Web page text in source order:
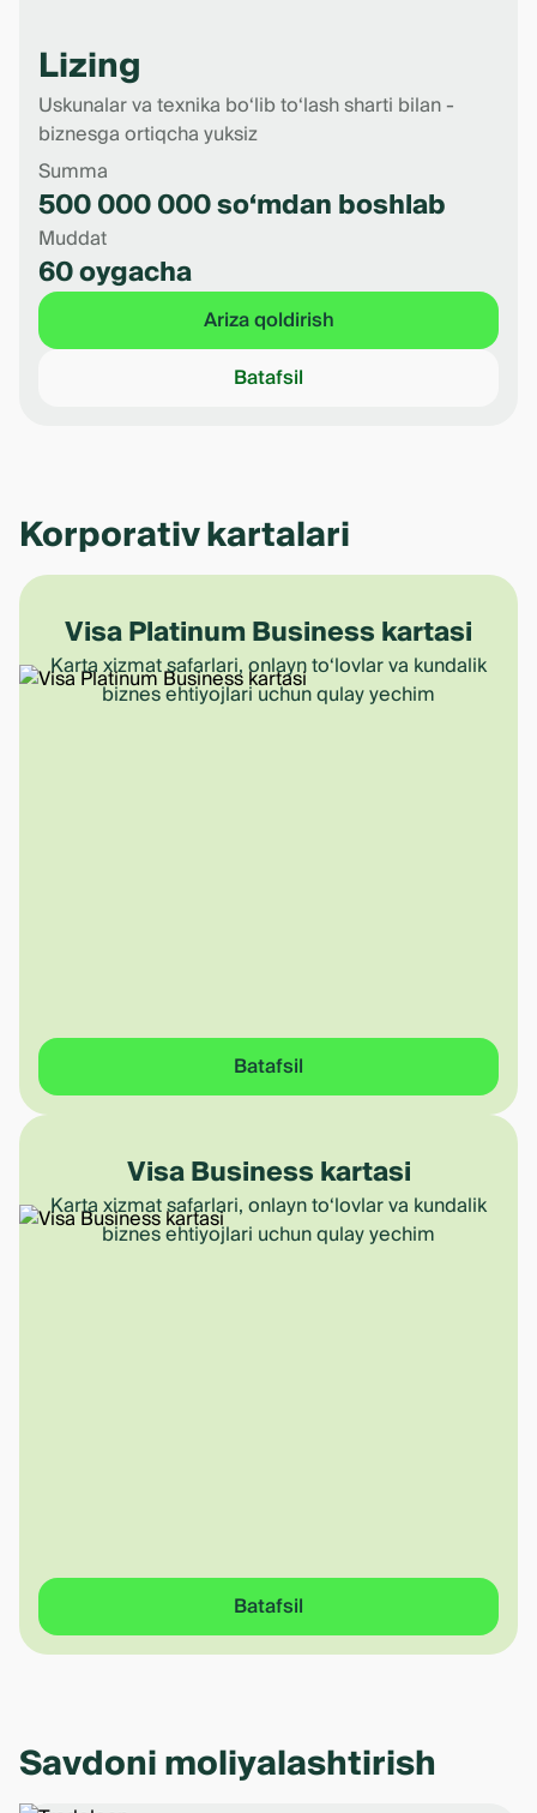
Lizing
Uskunalar va texnika bo‘lib to‘lash sharti bilan -
biznesga ortiqcha yuksiz
Summa
500 000 000 so‘mdan boshlab
Muddat
60 oygacha
Ariza qoldirish
Batafsil
Korporativ kartalari
Visa Platinum Business kartasi
Karta xizmat safarlari, onlayn to‘lovlar va kundalik
biznes ehtiyojlari uchun qulay yechim
Batafsil
Visa Business kartasi
Karta xizmat safarlari, onlayn to‘lovlar va kundalik
biznes ehtiyojlari uchun qulay yechim
Batafsil
Savdoni moliyalashtirish